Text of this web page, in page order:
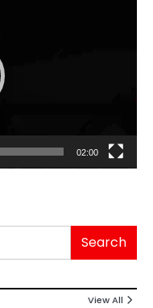
02:00
Search
View All